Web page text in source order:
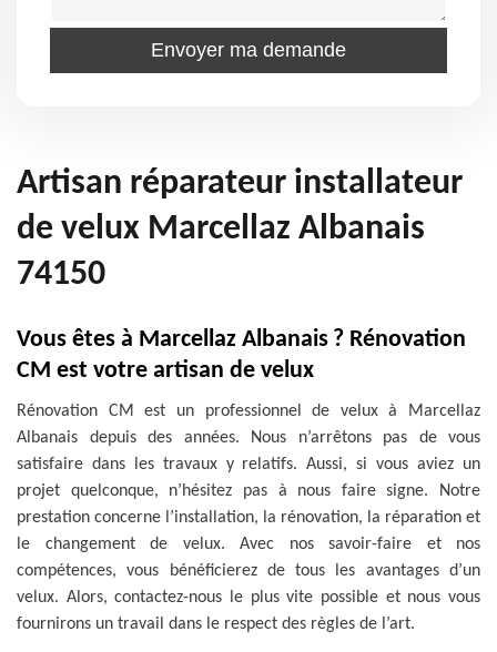
Artisan réparateur installateur
de velux Marcellaz Albanais
74150
Vous êtes à Marcellaz Albanais ? Rénovation
CM est votre artisan de velux
Rénovation CM est un professionnel de velux à Marcellaz
Albanais depuis des années. Nous n’arrêtons pas de vous
satisfaire dans les travaux y relatifs. Aussi, si vous aviez un
projet quelconque, n’hésitez pas à nous faire signe. Notre
prestation concerne l’installation, la rénovation, la réparation et
le changement de velux. Avec nos savoir-faire et nos
compétences, vous bénéficierez de tous les avantages d’un
velux. Alors, contactez-nous le plus vite possible et nous vous
fournirons un travail dans le respect des règles de l’art.